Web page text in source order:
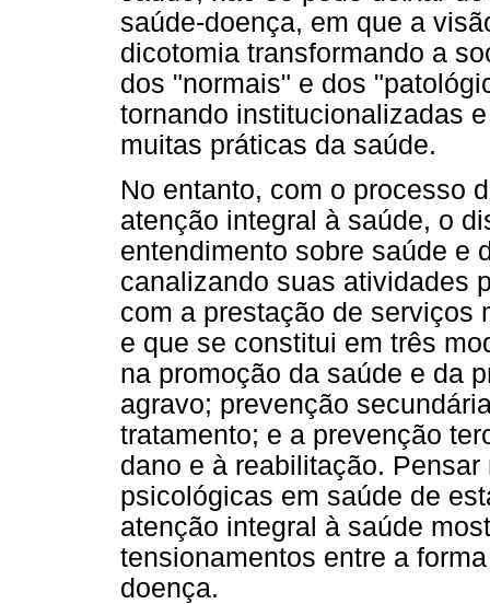
saúde-doença, em que a
dicotomia transformando a
dos "normais" e dos
tornando institucionalizadas
muitas práticas da saúde.
No entanto, com o processo
atenção integral à saúde, o
entendimento sobre saúde e
canalizando suas atividades
com a prestação de serviços
e que se constitui em três
na promoção da saúde e da
agravo; prevenção
tratamento; e a prevenção
dano e à reabilitação.
psicológicas em saúde de
atenção integral à saúde
tensionamentos entre a
doença.